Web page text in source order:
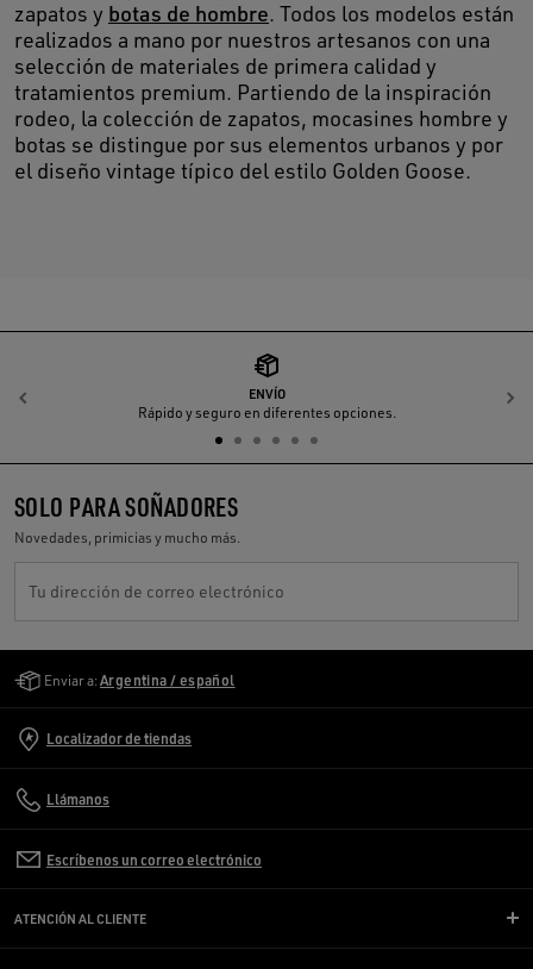
zapatos y botas de hombre. Todos los modelos están
realizados a mano por nuestros artesanos con una
selección de materiales de primera calidad y
tratamientos premium. Partiendo de la inspiración
rodeo, la colección de zapatos, mocasines hombre y
botas se distingue por sus elementos urbanos y por
el diseño vintage típico del estilo Golden Goose.
ENVÍO
Rápido y seguro en diferentes opciones.
Anterior
SOLO PARA SOÑADORES
Novedades, primicias y mucho más.
Tu dirección de correo electrónico
Enviar a: Argentina / español
Localizador de tiendas
Llámanos
Escríbenos un correo electrónico
ATENCIÓN AL CLIENTE